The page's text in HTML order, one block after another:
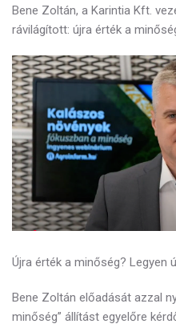
Bene Zoltán, a Karintia Kft.
rávilágított: újra érték a
Újra érték a minőség? Legyen
Bene Zoltán előadását azzal
minőség” állítást egyelőre